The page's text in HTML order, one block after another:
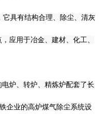
它具有结构合理、除尘、清灰
应用于冶金、建材、化工、
炉、转炉、精炼炉配套了长
企业的高炉煤气除尘系统设